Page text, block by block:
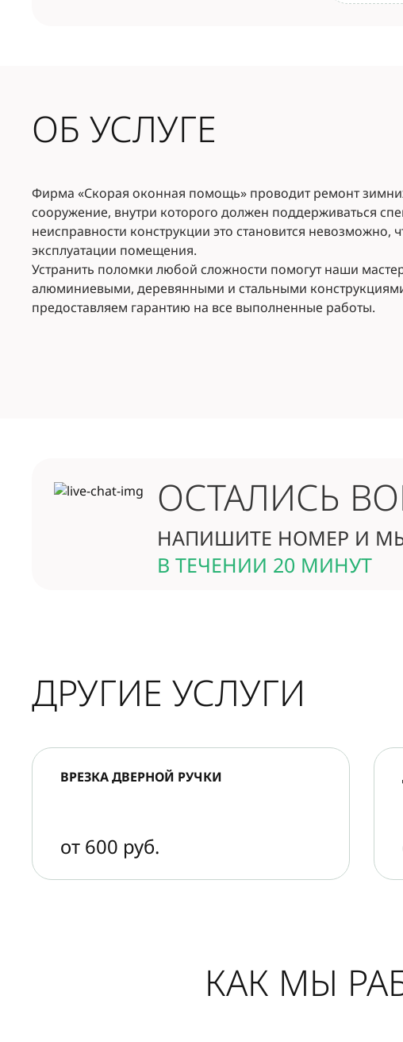
ОБ УСЛУГЕ
Фирма «Скорая оконная помощь» проводит ремонт
сооружение, внутри которого должен поддерживаться
неисправности конструкции это становится невозможно,
эксплуатации помещения.
Устранить поломки любой сложности помогут наши
алюминиевыми, деревянными и стальными
предоставляем гарантию на все выполненные работы.
ОСТАЛИСЬ
НАПИШИТЕ НОМЕР И
В ТЕЧЕНИИ 20 МИНУТ
ДРУГИЕ УСЛУГИ
ВРЕЗКА ДВЕРНОЙ РУЧКИ
от 600 руб.
КАК МЫ